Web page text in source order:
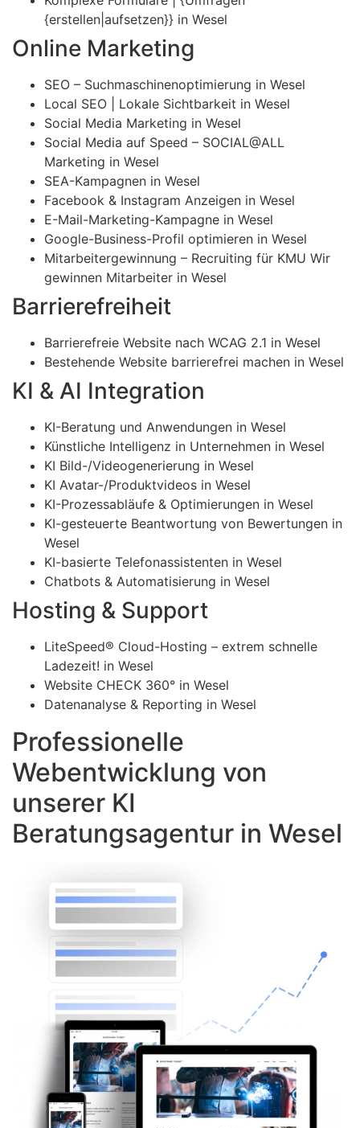
{erstellen|aufsetzen}} in Wesel
Online Marketing
SEO – Suchmaschinenoptimierung in Wesel
Local SEO | Lokale Sichtbarkeit in Wesel
Social Media Marketing in Wesel
Social Media auf Speed – SOCIAL@ALL
Marketing in Wesel
SEA-Kampagnen in Wesel
Facebook & Instagram Anzeigen in Wesel
E-Mail-Marketing-Kampagne in Wesel
Google-Business-Profil optimieren in Wesel
Mitarbeitergewinnung – Recruiting für KMU Wir
gewinnen Mitarbeiter in Wesel
Barrierefreiheit
Barrierefreie Website nach WCAG 2.1 in Wesel
Bestehende Website barrierefrei machen in Wesel
KI & AI Integration
KI-Beratung und Anwendungen in Wesel
Künstliche Intelligenz in Unternehmen in Wesel
KI Bild-/Videogenerierung in Wesel
KI Avatar-/Produktvideos in Wesel
KI-Prozessabläufe & Optimierungen in Wesel
KI-gesteuerte Beantwortung von Bewertungen in
Wesel
KI-basierte Telefonassistenten in Wesel
Chatbots & Automatisierung in Wesel
Hosting & Support
LiteSpeed® Cloud-Hosting – extrem schnelle
Ladezeit! in Wesel
Website CHECK 360° in Wesel
Datenanalyse & Reporting in Wesel
Professionelle
Webentwicklung von
unserer KI
Beratungsagentur in Wesel